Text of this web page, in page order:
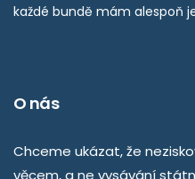
každé bundě mám alespoň
O nás
Chceme ukázat, že
věcem, a ne vysávání